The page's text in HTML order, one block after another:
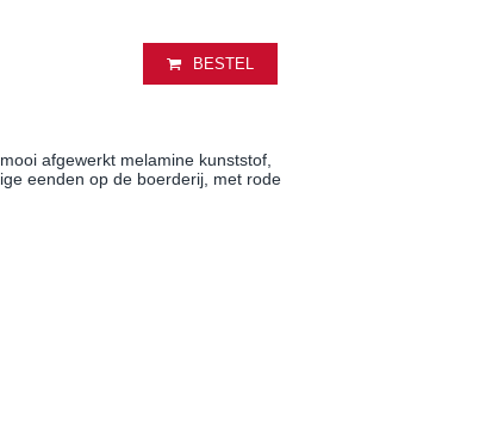
BESTEL
afgewerkt melamine kunststof,
eenden op de boerderij, met rode